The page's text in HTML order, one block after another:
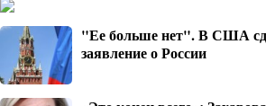
"Ее больше нет". В США
заявление о России